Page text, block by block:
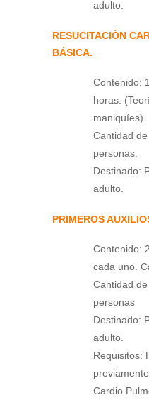
adulto.
RESUCITACIÓN
BÁSICA.
Contenido:
horas.
maniquíes).
Cantidad
personas.
Destinado:
adulto.
PRIMEROS
Contenido:
cada uno.
Cantidad
personas
Destinado:
adulto.
Requisitos:
Cardio